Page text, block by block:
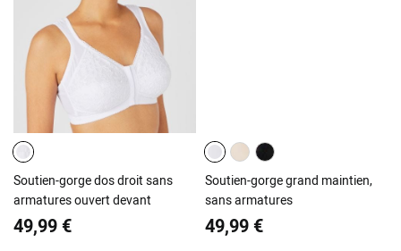
Soutien-gorge dos droit sans
armatures ouvert devant
49,99 €
Soutien-gorge grand maintien,
sans armatures
49,99 €